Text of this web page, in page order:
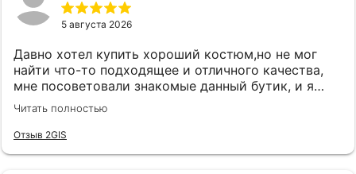
5 августа 2026
Давно хотел купить хороший костюм,но не мог
найти что-то подходящее и отличного качества,
мне посоветовали знакомые данный бутик, и я
удивился огромному выбору костюмов и при этом
качественного.Как зашел консультант Карина
встретила очень вежливо и сразу
Читать полностью
Отзыв 2GIS